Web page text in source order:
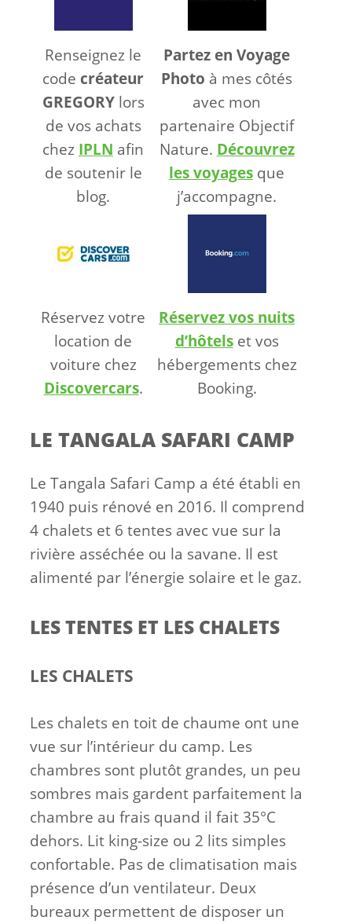
Renseignez le
code créateur
GREGORYlors
de vos achats
chez IPLN afin
de soutenir le
blog.
Partez en Voyage
Photo à mes côtés
avec mon
partenaire Objectif
Nature. Découvrez
les voyages que
j’accompagne.
Réservez votre
location de
voiture chez
Discovercars.
Réservez vos nuits
d’hôtelset vos
hébergements chez
Booking.
LE TANGALA SAFARI CAMP
Le Tangala Safari Camp a été établi en
1940 puis rénové en 2016. Il comprend
4 chalets et 6 tentes avec vue sur la
rivière asséchée ou la savane. Il est
alimenté par l’énergie solaire et le gaz.
LES TENTES ET LES CHALETS
LES CHALETS
Les chalets en toit de chaume ont une
vue sur l’intérieur du camp. Les
chambres sont plutôt grandes, un peu
sombres mais gardent parfaitement la
chambre au frais quand il fait 35°C
dehors. Lit king-size ou 2 lits simples
confortable. Pas de climatisation mais
présence d’un ventilateur. Deux
bureaux permettent de disposer un